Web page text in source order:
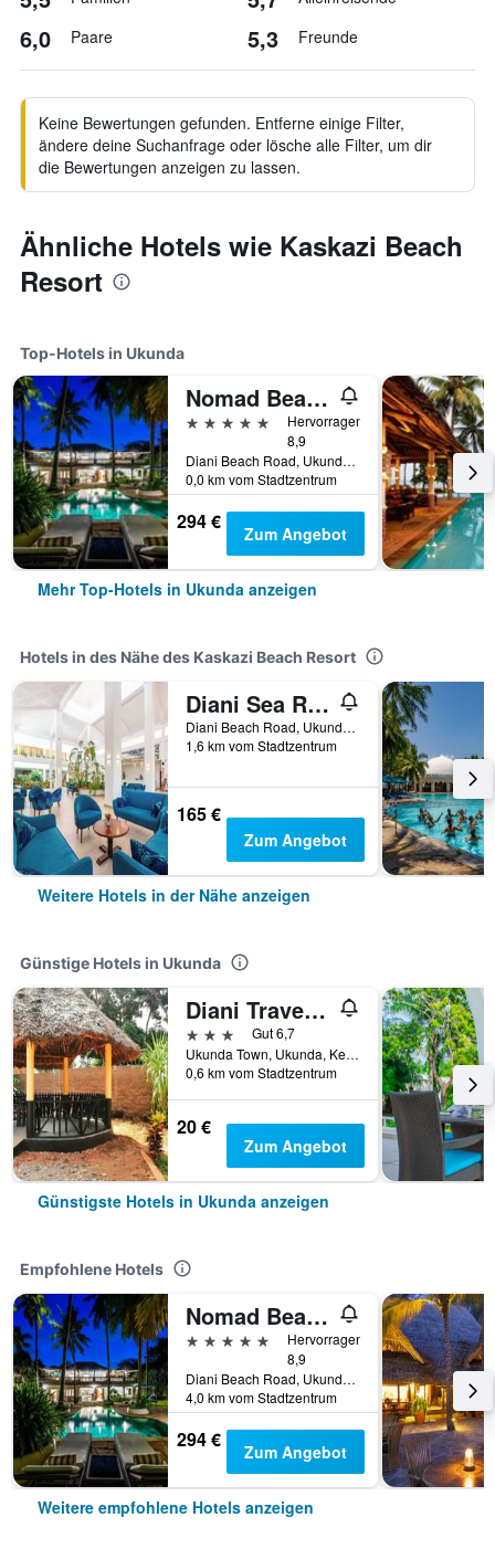
6,0 Paare 5,3 Freunde
Keine Bewertungen gefunden. Entferne einige Filter,
ändere deine Suchanfrage oder lösche alle Filter, um dir
die Bewertungen anzeigen zu lassen.
Ähnliche Hotels wie Kaskazi Beach
Resort
Top-Hotels in Ukunda
Nomad Beach Resort
5 Sterne
Hervorragend
8,9
Diani Beach Road, Ukunda, Kenia
0,0 km vom Stadtzentrum
294 € Zum Angebot
Mehr Top-Hotels in Ukunda anzeigen
Hotels in des Nähe des Kaskazi Beach Resort
Diani Sea Resort
Diani Beach Road, Ukunda, Kenia
1,6 km vom Stadtzentrum
165 €
Zum Angebot
Weitere Hotels in der Nähe anzeigen
Günstige Hotels in Ukunda
Diani Travelers Guest House
3 Sterne
Gut 6,7
Ukunda Town, Ukunda, Kenia
0,6 km vom Stadtzentrum
20 €
Zum Angebot
Günstigste Hotels in Ukunda anzeigen
Empfohlene Hotels
Nomad Beach Resort
5 Sterne
Hervorragend
8,9
Diani Beach Road, Ukunda, Kenia
4,0 km vom Stadtzentrum
294 € Zum Angebot
Weitere empfohlene Hotels anzeigen